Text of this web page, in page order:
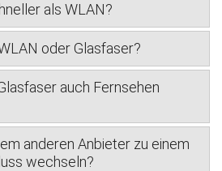
als WLAN?
oder Glasfaser?
auch Fernsehen
anderen Anbieter zu einem
wechseln?